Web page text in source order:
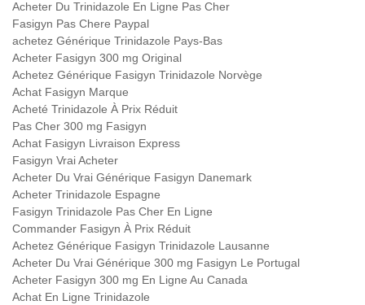
Acheter Du Trinidazole En Ligne Pas Cher
Fasigyn Pas Chere Paypal
achetez Générique Trinidazole Pays-Bas
Acheter Fasigyn 300 mg Original
Achetez Générique Fasigyn Trinidazole Norvège
Achat Fasigyn Marque
Acheté Trinidazole À Prix Réduit
Pas Cher 300 mg Fasigyn
Achat Fasigyn Livraison Express
Fasigyn Vrai Acheter
Acheter Du Vrai Générique Fasigyn Danemark
Acheter Trinidazole Espagne
Fasigyn Trinidazole Pas Cher En Ligne
Commander Fasigyn À Prix Réduit
Achetez Générique Fasigyn Trinidazole Lausanne
Acheter Du Vrai Générique 300 mg Fasigyn Le Portugal
Acheter Fasigyn 300 mg En Ligne Au Canada
Achat En Ligne Trinidazole